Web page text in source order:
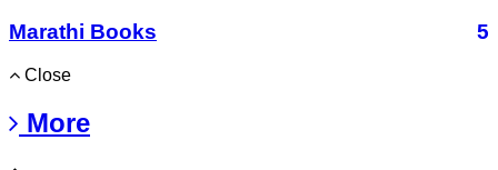
Marathi Books
5
Close
More